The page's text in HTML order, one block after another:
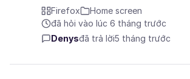
Firefox
Home screen
đã hỏi vào lúc 6 tháng trước
Denysđã trả lời5 tháng trước